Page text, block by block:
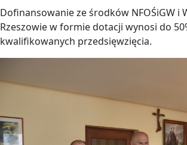
Dofinansowanie ze środków NFOŚiGW i
Rzeszowie w formie dotacji wynosi do
kwalifikowanych przedsięwzięcia.